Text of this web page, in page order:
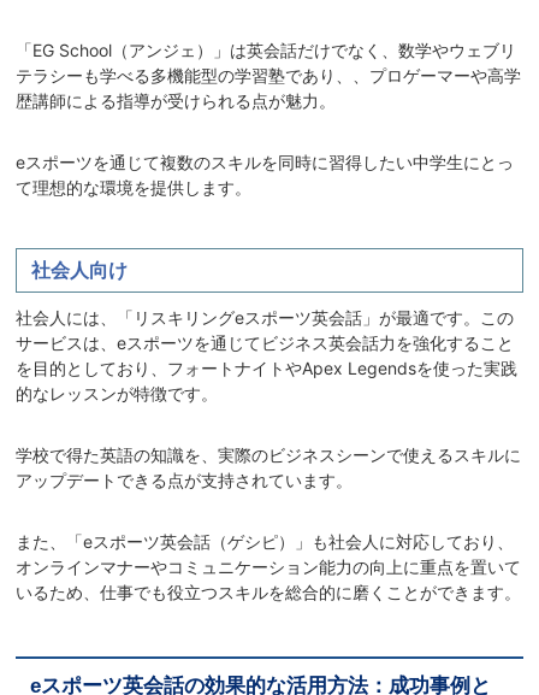
「EG School（アンジェ）」は英会話だけでなく、数学やウェブリ
テラシーも学べる多機能型の学習塾であり、、プロゲーマーや高学
歴講師による指導が受けられる点が魅力。
eスポーツを通じて複数のスキルを同時に習得したい中学生にとっ
て理想的な環境を提供します。
社会人向け
社会人には、「リスキリングeスポーツ英会話」が最適です。この
サービスは、eスポーツを通じてビジネス英会話力を強化すること
を目的としており、フォートナイトやApex Legendsを使った実践
的なレッスンが特徴です。
学校で得た英語の知識を、実際のビジネスシーンで使えるスキルに
アップデートできる点が支持されています。
また、「eスポーツ英会話（ゲシピ）」も社会人に対応しており、
オンラインマナーやコミュニケーション能力の向上に重点を置いて
いるため、仕事でも役立つスキルを総合的に磨くことができます。
eスポーツ英会話の効果的な活用方法：成功事例と